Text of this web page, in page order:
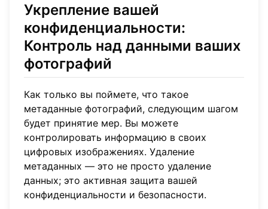
Укрепление вашей
конфиденциальности:
Контроль над данными ваших
фотографий
Как только вы поймете, что такое
метаданные фотографий, следующим шагом
будет принятие мер. Вы можете
контролировать информацию в своих
цифровых изображениях. Удаление
метаданных — это не просто удаление
данных; это активная защита вашей
конфиденциальности и безопасности.